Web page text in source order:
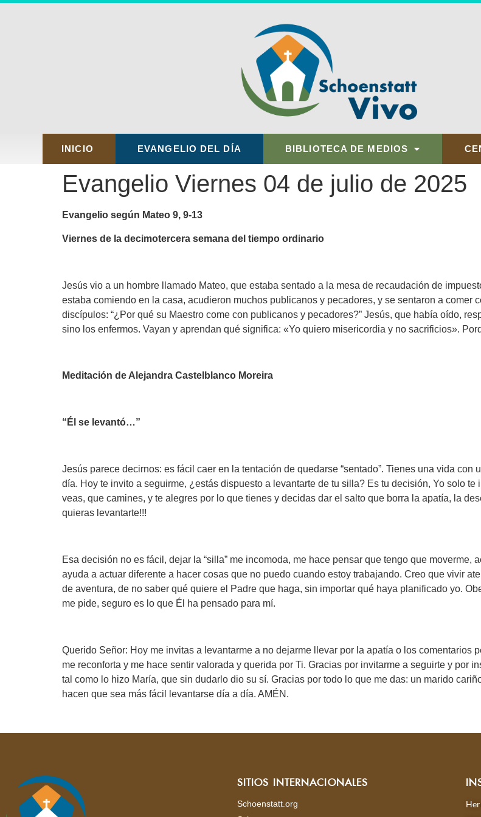
INICIO EVANGELIO DEL DÍA BIBLIOTECA DE MEDIOS
Evangelio Viernes 04 de julio de 2025
Evangelio según Mateo 9, 9-13
Viernes de la decimotercera semana del tiempo ordinario
Jesús vio a un hombre llamado Mateo, que estaba sentado a la mesa de recaudación de
estaba comiendo en la casa, acudieron muchos publicanos y pecadores, y se sentaron a comer
discípulos: “¿Por qué su Maestro come con publicanos y pecadores?” Jesús, que había oído,
sino los enfermos. Vayan y aprendan qué significa: «Yo quiero misericordia y no sacrificios».
Meditación de Alejandra Castelblanco Moreira
“Él se levantó…”
Jesús parece decirnos: es fácil caer en la tentación de quedarse “sentado”. Tienes una vida
día. Hoy te invito a seguirme, ¿estás dispuesto a levantarte de tu silla? Es tu decisión, Yo solo
veas, que camines, y te alegres por lo que tienes y decidas dar el salto que borra la apatía, la
quieras levantarte!!!
Esa decisión no es fácil, dejar la “silla” me incomoda, me hace pensar que tengo que
ayuda a actuar diferente a hacer cosas que no puedo cuando estoy trabajando. Creo que vivir
de aventura, de no saber qué quiere el Padre que haga, sin importar qué haya planificado yo.
me pide, seguro es lo que Él ha pensado para mí.
Querido Señor: Hoy me invitas a levantarme a no dejarme llevar por la apatía o los comentarios
me reconforta y me hace sentir valorada y querida por Ti. Gracias por invitarme a seguirte y por
tal como lo hizo María, que sin dudarlo dio su sí. Gracias por todo lo que me das: un marido
hacen que sea más fácil levantarse día a día. AMÉN.
SITIOS INTERNACIONALES
Schoenstatt.org